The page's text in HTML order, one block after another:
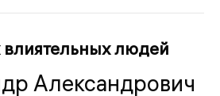
людей
Александрович